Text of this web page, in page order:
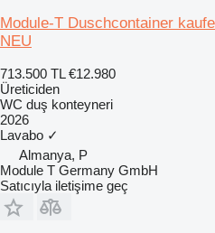
Module-T Duschcontainer
NEU
713.500 TL €12.980
Üreticiden
WC duş konteyneri
2026
Lavabo ✓
Almanya, P
Module T Germany GmbH
Satıcıyla iletişime geç